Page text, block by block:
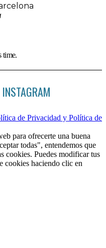
time.
de Privacidad y Política de
para ofrecerte una buena
todas", entendemos que
cookies. Puedes modificar tus
cookies haciendo clic en